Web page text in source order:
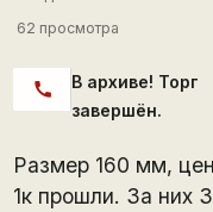
62 просмотра
call
В архиве! Торг
завершён.
Размер 160 мм,
1к прошли. За них